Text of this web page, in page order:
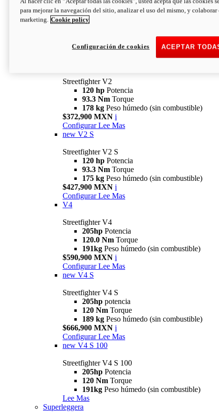
Streetfighter V2
120 hp Potencia
93.3 Nm Torque
178 kg Peso húmedo (sin combustible)
$372,900 MXN i
Configurar Lee Mas
new V2 S
Streetfighter V2 S
120 hp Potencia
93.3 Nm Torque
175 kg Peso húmedo (sin combustible)
$427,900 MXN i
Configurar Lee Mas
V4
Streetfighter V4
205hp Potencia
120.0 Nm Torque
191kg Peso húmedo (sin combustible)
$590,900 MXN i
Configurar Lee Mas
new V4 S
Streetfighter V4 S
205hp potencia
120 Nm Torque
189 kg Peso húmedo (sin combustible)
$666,900 MXN i
Configurar Lee Mas
new V4 S 100
Streetfighter V4 S 100
205hp Potencia
120 Nm Torque
191kg Peso húmedo (sin combustible)
Lee Mas
Superleggera
para mejorar la navegación del sitio, analizar el uso del mismo, y colaborar
marketing. Cookie policy
ACEPTAR
Configuración de cookies